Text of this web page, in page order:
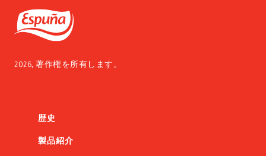
Espuña
2026, 著作権を所有します。
歴史
製品紹介